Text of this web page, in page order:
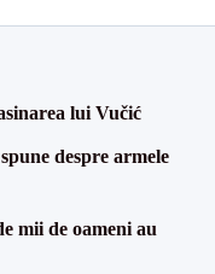
lui Vučić
despre armele
mii de oameni au